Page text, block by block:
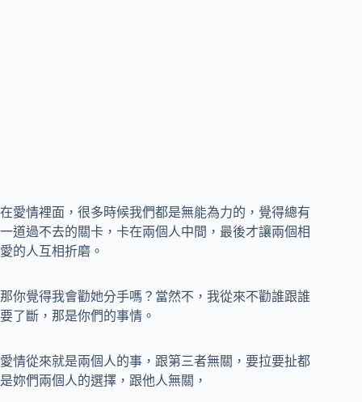
在愛情裡面，很多時候我們都是無能為力的，覺得總有
一道過不去的關卡，卡在兩個人中間，最後才讓兩個相
愛的人互相折磨。
那你覺得我會勸她分手嗎？當然不，我從來不勸誰跟誰
要了斷，那是你們的事情。
愛情從來就是兩個人的事，跟第三者無關，要拉要扯都
是妳們兩個人的選擇，跟他人無關，